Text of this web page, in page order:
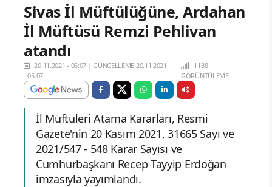
Sivas İl Müftülüğüne, Ardahan
İl Müftüsü Remzi Pehlivan
atandı
20.11.2021 - 05:07 |GÜNCELLEME:20.11.2021
- 05:07
1138
GÖRÜNTÜLEME
İl Müftüleri Atama Kararları, Resmi
Gazete'nin 20 Kasım 2021, 31665 Sayı ve
2021/547 - 548 Karar Sayısı ve
Cumhurbaşkanı Recep Tayyip Erdoğan
imzasıyla yayımlandı.